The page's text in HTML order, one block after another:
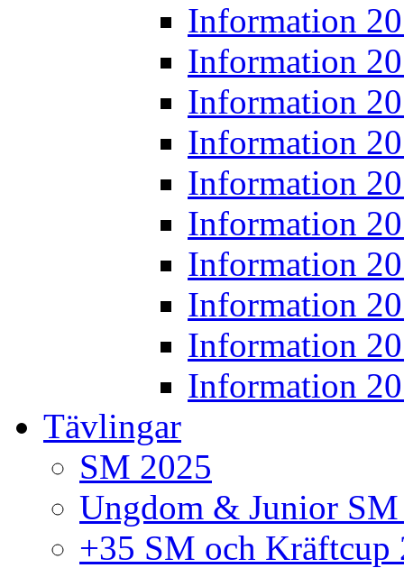
Information
Information
Information
Information
Information
Information
Information
Information
Information
Information
Tävlingar
SM 2025
Ungdom & Junior
+35 SM och Kräftcup